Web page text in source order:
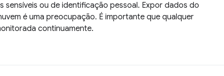
sensíveis ou de identificação pessoal. Expor dados do
é uma preocupação. É importante que qualquer
continuamente.